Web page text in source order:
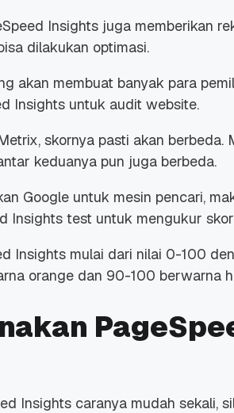
Lengkap Promo
.ID dan Diskon
2025 6 27
Insights juga memberikan
dilakukan optimasi.
akan membuat banyak para
Insights untuk audit website.
skornya pasti akan berbeda.
keduanya pun juga berbeda.
Google untuk mesin pencari,
Insights test untuk mengukur
Insights mulai dari nilai 0-100
orange dan 90-100 berwarna
Insights caranya mudah sekali,